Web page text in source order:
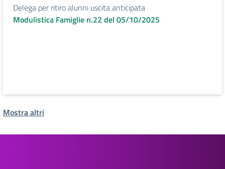
Delega per ritiro alunni uscita anticipata
Modulistica Famiglie n.22 del 05/10/2025
Mostra altri